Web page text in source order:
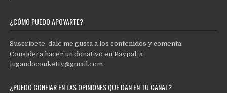
¿CÓMO PUEDO APOYARTE?
Suscríbete, dale me gusta a los contenidos y comenta.
Considera hacer un donativo en Paypal a
jugandoconketty@gmail.com
¿PUEDO CONFIAR EN LAS OPINIONES QUE DAN EN TU CANAL?